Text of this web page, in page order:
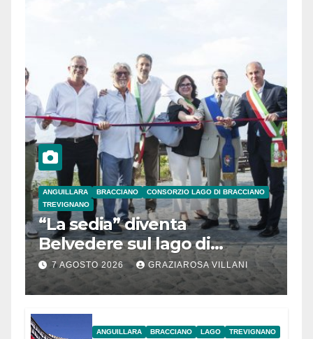
ANGUILLARA BRACCIANO
CONSORZIO LAGO DI BRACCIANO
TREVIGNANO
“La sedia” diventa
Belvedere sul lago di
Bracciano: ieri
l’inaugurazione
7 AGOSTO 2026 GRAZIAROSA VILLANI
ANGUILLARA BRACCIANO LAGO TREVIGNANO